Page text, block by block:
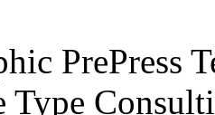
PrePress
Type